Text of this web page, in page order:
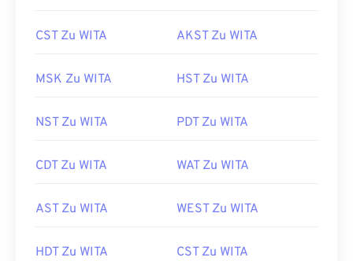
CST Zu WITA AKST Zu WITA
MSK Zu WITA HST Zu WITA
NST Zu WITA PDT Zu WITA
CDT Zu WITA WAT Zu WITA
AST Zu WITA WEST Zu WITA
HDT Zu WITA CST Zu WITA